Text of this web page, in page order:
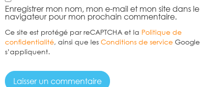
Enregistrer mon nom, mon e-mail et mon site dans le
navigateur pour mon prochain commentaire.
Ce site est protégé par reCAPTCHA et la Politique de
confidentialité, ainsi que les Conditions de service Google
s’appliquent.